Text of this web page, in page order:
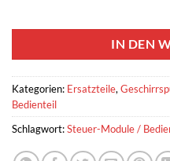
IN DEN
Kategorien: Ersatzteile,
Bedienteil
Schlagwort:Steuer-Module /